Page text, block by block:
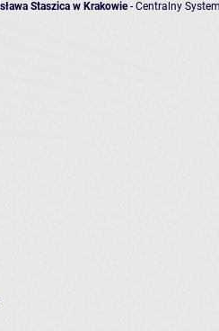
Staszica w Krakowie- Centralny